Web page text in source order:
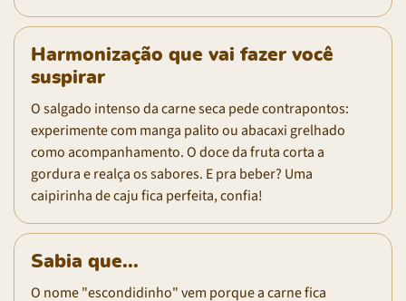
Harmonização que vai fazer você
suspirar
O salgado intenso da carne seca pede contrapontos:
experimente com manga palito ou abacaxi grelhado
como acompanhamento. O doce da fruta corta a
gordura e realça os sabores. E pra beber? Uma
caipirinha de caju fica perfeita, confia!
Sabia que...
O nome "escondidinho" vem porque a carne fica